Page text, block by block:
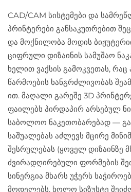
CAD/CAM სისტემები და
პრინტერები განსაკუთრებით
და მოქნილობა მოდის
ციფრული დიზაინის სამუშაო
ხელით ვაქსის გამოკვეთას,
წარმოების ხანგრძლივობას
ით. მაღალი გარეშე 3D
ფაილებს პირდაპირ არსებულ
საბოლოო ნაკეთობარებად —
საშუალებას აძლევს მცირე
შესრულებას (ყოველ დიზაინზე
ძვირადღირებული ფორმების
სინერგია მხარს უჭერს
მოდელებს, ხოლო სიზუსტე